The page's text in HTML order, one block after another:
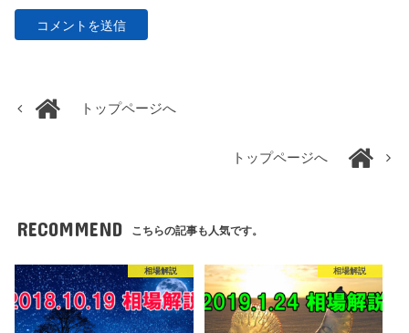
トップページへ
トップページへ
RECOMMEND こちらの記事も人気です。
相場解説 相場解説